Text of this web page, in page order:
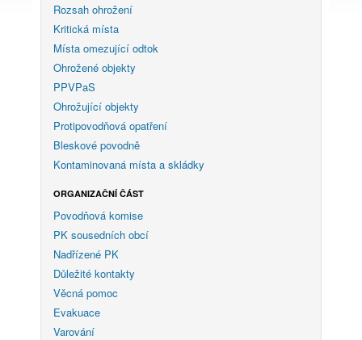
Rozsah ohrožení
Kritická místa
Místa omezující odtok
Ohrožené objekty
PPVPaS
Ohrožující objekty
Protipovodňová opatření
Bleskové povodně
Kontaminovaná místa a skládky
ORGANIZAČNÍ ČÁST
Povodňová komise
PK sousedních obcí
Nadřízené PK
Důležité kontakty
Věcná pomoc
Evakuace
Varování